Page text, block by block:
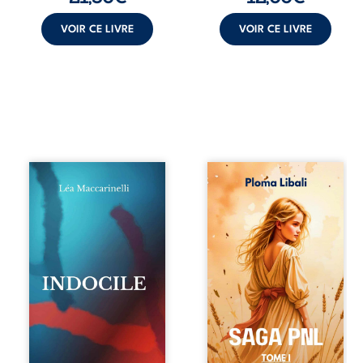
VOIR CE LIVRE VOIR CE LIVRE
Quatre parties.
Quatre refus.
Quatre visages
d’une existence en
friction. Entre les
silences qu’on ne
déchiffre pas, les
amours qu’on
dérange, les corps
qu’on administre
et les liens qu’on
sabote, cet
ouvrage parle à
Autrefois, les
champs d’Atlantis
vibraient sous le
vent et les enfants
couraient dans les
blés. Puis la
couronne plia le
genou, livrant son
peuple à l’ombre
d’Ivorny. À Atove,
Luwel aurait pu
disparaître dans
les ruines de son
destin ; pourtant,